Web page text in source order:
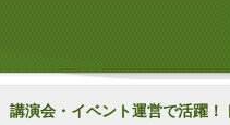
講演会・イベント運営で活躍